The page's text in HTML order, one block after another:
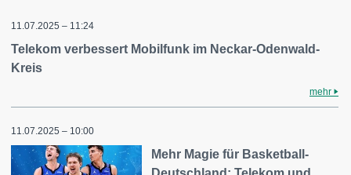
11.07.2025 – 11:24
Telekom verbessert Mobilfunk im Neckar-Odenwald-
Kreis
mehr
11.07.2025 – 10:00
Mehr Magie für Basketball-